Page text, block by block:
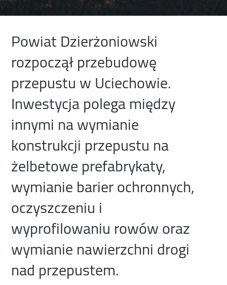
Powiat Dzierżoniowski
rozpoczął przebudowę
przepustu w Uciechowie.
Inwestycja polega między
innymi na wymianie
konstrukcji przepustu na
żelbetowe prefabrykaty,
wymianie barier ochronnych,
oczyszczeniu i
wyprofilowaniu rowów oraz
wymianie nawierzchni drogi
nad przepustem.